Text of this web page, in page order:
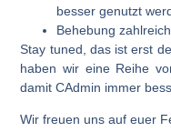
besser genutzt
Behebung
Stay tuned , das ist erst
haben wir eine Reihe
damit CAdmin immer
Wir freuen uns auf euer